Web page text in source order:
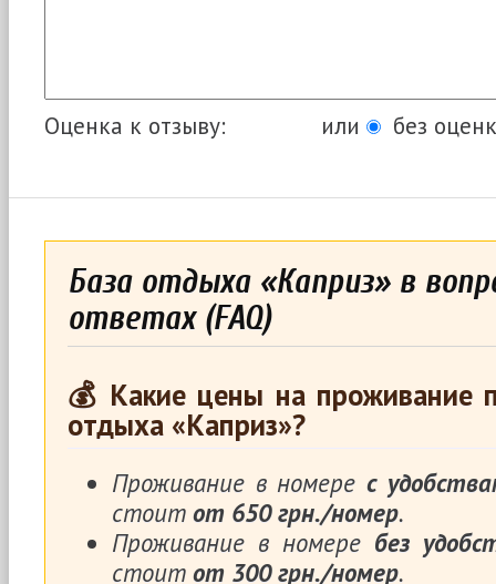
Оценка к отзыву: или без
База отдыха «Каприз» в
ответах (FAQ)
💰 Какие цены на проживание
отдыха «Каприз»?
Проживание в номерес
стоит от 650 грн./номер.
Проживание в номере без
стоит от 300 грн./номер.